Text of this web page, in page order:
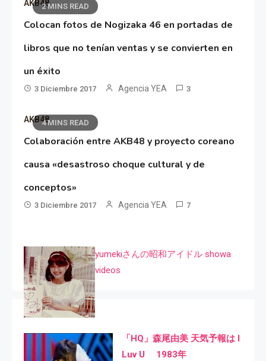
2 MINS READ
AKB48
Colocan fotos de Nogizaka 46 en portadas de
libros que no tenían ventas y se convierten en
un éxito
3 Diciembre 2017 Agencia YEA 3
4 MINS READ
AKB48
Colaboración entre AKB48 y proyecto coreano
causa «desastroso choque cultural y de
conceptos»
3 Diciembre 2017 Agencia YEA 7
yumekiさんの昭和アイドル showa
videos
「HQ」森尾由美 天気予報は I
Luv U 1983年